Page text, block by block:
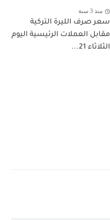
منذ 3 سنة
سعر صرف الليرة التركية
مقابل العملات الرئيسية اليوم
الثلاثاء 21...